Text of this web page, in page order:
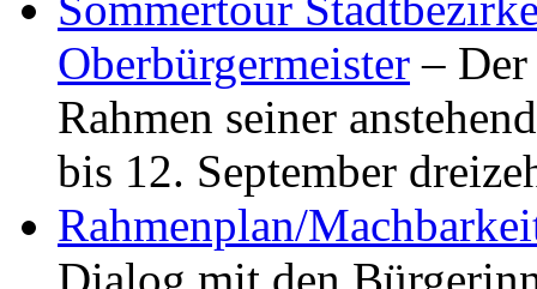
Oberbürgermeister –
Rahmen seiner
bis 12. September
Rahmenplan/
Dialog mit den